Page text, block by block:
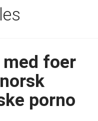
med foer
porno